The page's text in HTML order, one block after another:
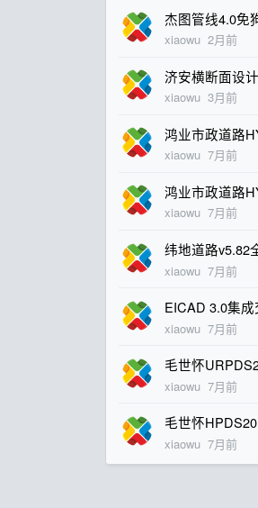
杰图管线4.0免
xiaowu 2月前
济安横断面设
xiaowu 3月前
鸿业市政道路
xiaowu 7月前
鸿业市政道路
xiaowu 7月前
纬地道路v5.82
xiaowu 7月前
EICAD 3.0集
xiaowu 7月前
毛世怀
xiaowu 7月前
毛世怀
xiaowu 7月前